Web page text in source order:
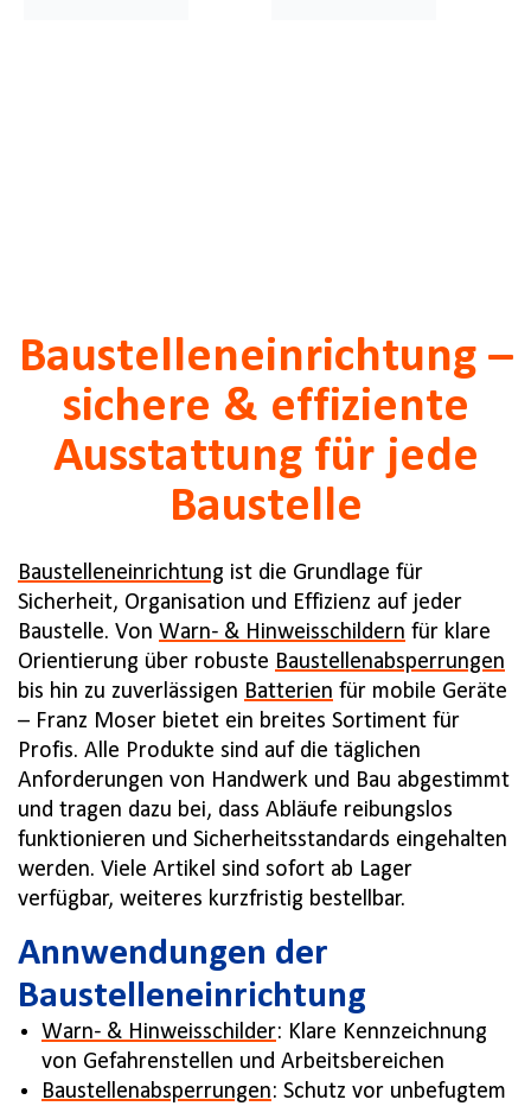
Baustelleneinrichtung –
sichere & effiziente
Ausstattung für jede
Baustelle
Baustelleneinrichtung ist die Grundlage für
Sicherheit, Organisation und Effizienz auf jeder
Baustelle. Von Warn- & Hinweisschildern für klare
Orientierung über robuste Baustellenabsperrungen
bis hin zu zuverlässigen Batterien für mobile Geräte
– Franz Moser bietet ein breites Sortiment für
Profis. Alle Produkte sind auf die täglichen
Anforderungen von Handwerk und Bau abgestimmt
und tragen dazu bei, dass Abläufe reibungslos
funktionieren und Sicherheitsstandards eingehalten
werden. Viele Artikel sind sofort ab Lager
verfügbar, weiteres kurzfristig bestellbar.
Annwendungen der
Baustelleneinrichtung
Warn- & Hinweisschilder: Klare Kennzeichnung
von Gefahrenstellen und Arbeitsbereichen
Baustellenabsperrungen: Schutz vor unbefugtem